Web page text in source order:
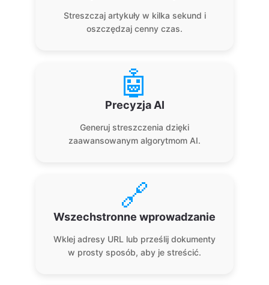
Streszczaj artykuły w kilka sekund i
oszczędzaj cenny czas.
🤖
Precyzja AI
Generuj streszczenia dzięki
zaawansowanym algorytmom AI.
🔗
Wszechstronne wprowadzanie
Wklej adresy URL lub prześlij dokumenty
w prosty sposób, aby je streścić.